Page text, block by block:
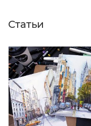
Статьи